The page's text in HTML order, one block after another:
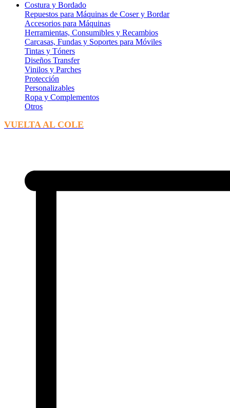
Costura y Bordado
Repuestos para Máquinas de Coser y Bordar
Accesorios para Máquinas
Herramientas, Consumibles y Recambios
Carcasas, Fundas y Soportes para Móviles
Tintas y Tóners
Diseños Transfer
Vinilos y Parches
Protección
Personalizables
Ropa y Complementos
Otros
VUELTA AL COLE